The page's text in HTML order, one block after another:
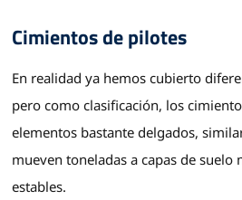
Cimientos de pilotes
En realidad ya hemos cubierto
pero como clasificación, los
elementos bastante delgados,
mueven toneladas a capas de
estables.